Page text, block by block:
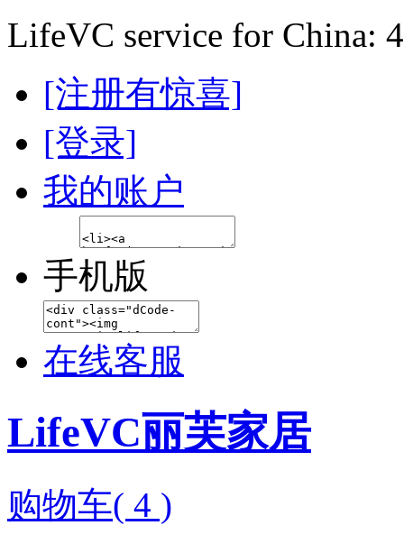
LifeVC service for China:
[注册有惊喜]
[登录]
我的账户
手机版
在线客服
LifeVC丽芙家居
购物车( 4 )